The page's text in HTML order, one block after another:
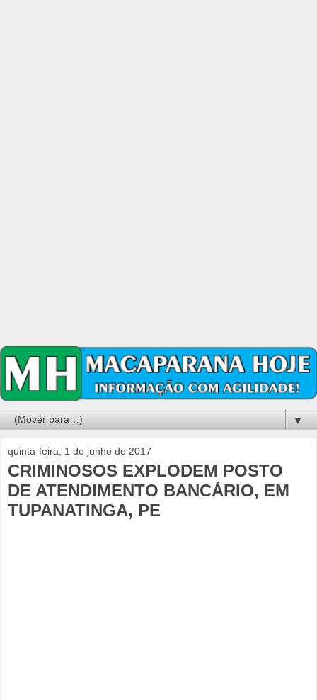
▼
quinta-feira, 1 de junho de 2017
CRIMINOSOS EXPLODEM POSTO
DE ATENDIMENTO BANCÁRIO, EM
TUPANATINGA, PE